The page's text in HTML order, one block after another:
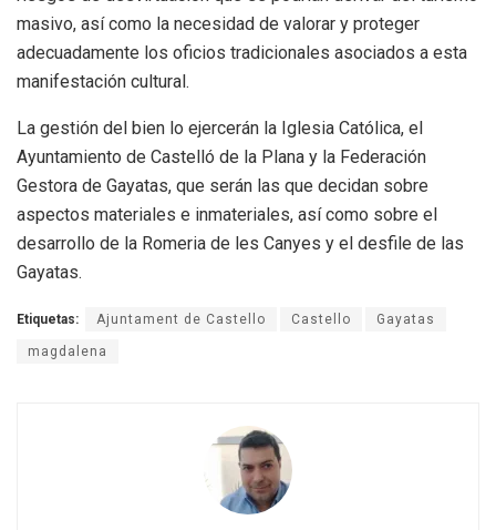
masivo, así como la necesidad de valorar y proteger
adecuadamente los oficios tradicionales asociados a esta
manifestación cultural.
La gestión del bien lo ejercerán la Iglesia Católica, el
Ayuntamiento de Castelló de la Plana y la Federación
Gestora de Gayatas, que serán las que decidan sobre
aspectos materiales e inmateriales, así como sobre el
desarrollo de la Romeria de les Canyes y el desfile de las
Gayatas.
Etiquetas: Ajuntament de Castello Castello Gayatas
magdalena